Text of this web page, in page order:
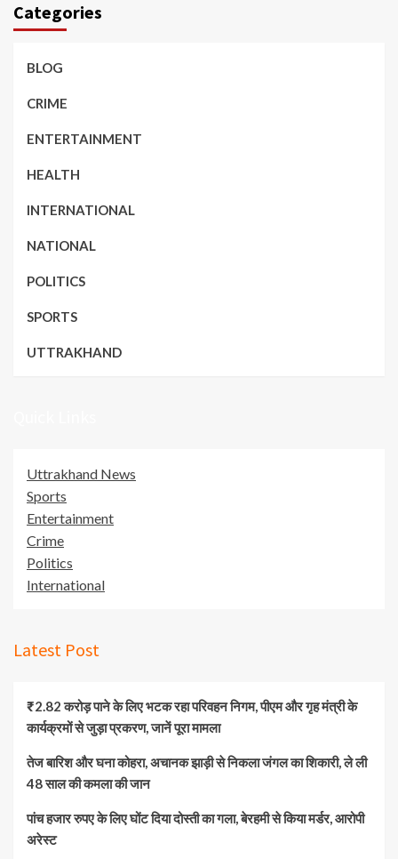
Categories
BLOG
CRIME
ENTERTAINMENT
HEALTH
INTERNATIONAL
NATIONAL
POLITICS
SPORTS
UTTRAKHAND
Uttrakhand News
Sports
Entertainment
Crime
Politics
International
Latest Post
₹2.82 करोड़ पाने के लिए भटक रहा परिवहन निगम, पीएम और गृह मंत्री के
कार्यक्रमों से जुड़ा प्रकरण, जानें पूरा मामला
तेज बारिश और घना कोहरा, अचानक झाड़ी से निकला जंगल का शिकारी, ले ली
48 साल की कमला की जान
पांच हजार रुपए के लिए घोंट दिया दोस्ती का गला, बेरहमी से किया मर्डर, आरोपी
अरेस्ट